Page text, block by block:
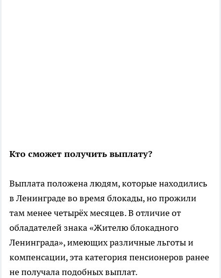
Кто сможет получить выплату?
Выплата положена людям, которые находились
в Ленинграде во время блокады, но прожили
там менее четырёх месяцев. В отличие от
обладателей знака «Жителю блокадного
Ленинграда», имеющих различные льготы и
компенсации, эта категория пенсионеров ранее
не получала подобных выплат.